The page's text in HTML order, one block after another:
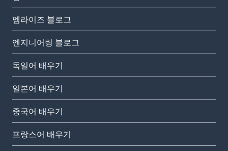
멤라이즈 블로그
엔지니어링 블로그
독일어 배우기
일본어 배우기
중국어 배우기
프랑스어 배우기